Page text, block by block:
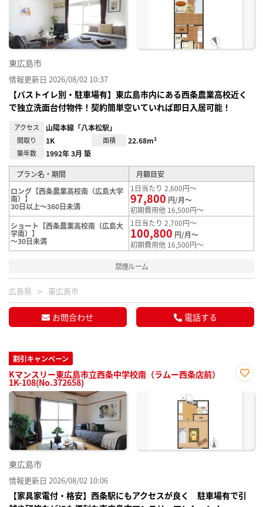
東広島市
情報更新日 2026/08/02 10:37
【バストイレ別・駐車場有】東広島市内にある西条農業高校近く
で独立洗面台付物件！契約簡単空いていれば即日入居可能！
アクセス 山陽本線「八本松駅」
間取り 1K 面積 22.68m²
築年数 1992年 3月 築
プラン名・期間
月額目安
ロング【西条農業高校南（広島大学
南）】
30日以上～360日未満
1日当たり 2,600円～
97,800 円/月～
初期費用他 16,500円～
ショート【西条農業高校南（広島大
学南）】
～30日未満
1日当たり 2,700円～
100,800 円/月～
初期費用他 16,500円～
禁煙ルーム
広島県 東広島市
お問合わせ 電話する
割引キャンペーン
Kマンスリー東広島市立西条中学校南（ラムー西条店前）
1K-108(No.372658)
に入
東広島市
情報更新日 2026/08/02 10:06
【家具家電付・格安】西条駅にもアクセスが良く 駐車場有で引